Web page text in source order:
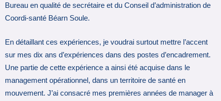
Bureau en qualité de secrétaire et du Conseil d’administration de
Coordi-santé Béarn Soule.
En détaillant ces expériences, je voudrai surtout mettre l’accent
sur mes dix ans d’expériences dans des postes d’encadrement.
Une partie de cette expérience a ainsi été acquise dans le
management opérationnel, dans un territoire de santé en
mouvement. J’ai consacré mes premières années de manager à